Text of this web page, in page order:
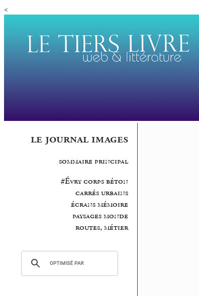
<
le journal images
sommaire principal
#Évry corps béton
carrés urbains
écrans mémoire
paysages monde
routes, métier